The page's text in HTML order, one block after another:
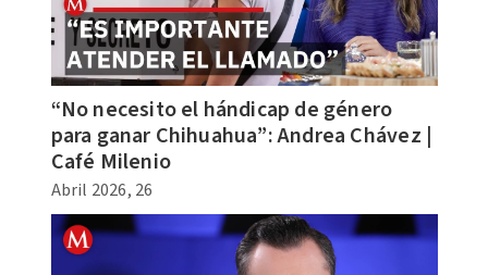
“No necesito el hándicap de género
para ganar Chihuahua”: Andrea Chávez |
Café Milenio
Abril 2026, 26